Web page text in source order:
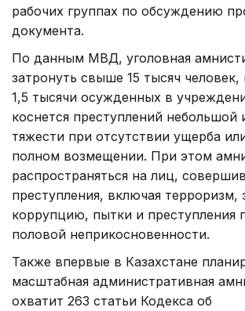
рабочих группах по обсуждению
документа.
По данным МВД, уголовная
затронуть свыше 15 тысяч
1,5 тысячи осужденных в
коснется преступлений небольшой
тяжести при отсутствии ущерба
полном возмещении. При этом
распространяться на лиц,
преступления, включая терроризм,
коррупцию, пытки и преступления
половой неприкосновенности.
Также впервые в Казахстане
масштабная административная
охватит 263 статьи Кодекса об